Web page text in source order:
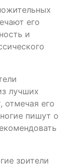
его
и
лучших
его
пишут о
зрители